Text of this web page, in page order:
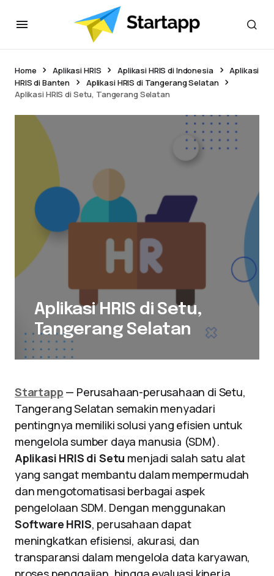
Home Aplikasi HRIS Aplikasi HRIS di Indonesia
Aplikasi
HRIS di Banten
Aplikasi HRIS di Tangerang Selatan
Aplikasi HRIS di Setu, Tangerang Selatan
Aplikasi HRIS di Setu,
Tangerang Selatan
Startapp — Perusahaan-perusahaan di Setu,
Tangerang Selatan semakin menyadari
pentingnya memiliki solusi yang efisien untuk
mengelola sumber daya manusia (SDM).
Aplikasi HRIS di Setu menjadi salah satu alat
yang sangat membantu dalam mempermudah
dan mengotomatisasi berbagai aspek
pengelolaan SDM. Dengan menggunakan
Software HRIS, perusahaan dapat
meningkatkan efisiensi, akurasi, dan
transparansi dalam mengelola data karyawan,